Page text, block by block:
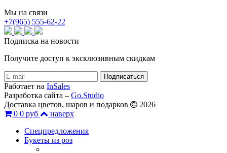
Мы на связи
+7(965) 555-62-22
Подписка на новости
Получите доступ к эксклюзивным скидкам
Работает на InSales
Разработка сайта – Go.Studio
Доставка цветов, шаров и подарков
2026
0 0 руб
наверх
Спецпредложения
Букеты из роз